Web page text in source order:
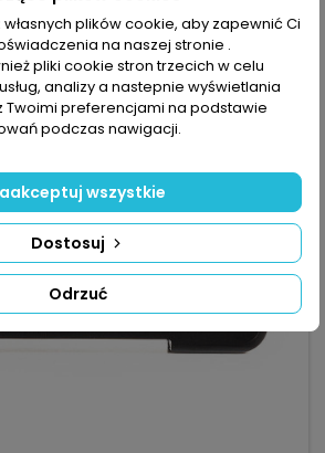
favorite_border
plików cookie, aby zapewnić Ci
na naszej stronie .
pliki cookie stron trzecich w celu
analizy a nastepnie wyświetlania
Twoimi preferencjami na podstawie
podczas nawigacji.
Odrzuć
Dostosuj
wszystkie